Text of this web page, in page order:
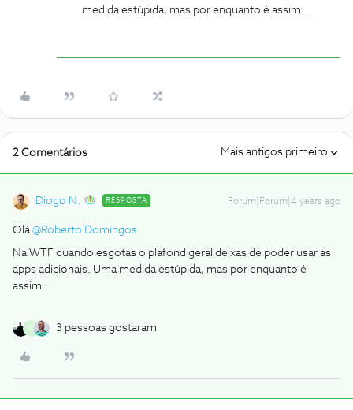
medida estúpida, mas por enquanto é assim...
2 Comentários Mais antigos primeiro
Diogo N. RESPOSTA Forum|Forum|4 years ago
Olá@Roberto Domingos
Na WTF quando esgotas o plafond geral deixas de poder usar as
apps adicionais. Uma medida estúpida, mas por enquanto é
assim...
M 3 pessoas gostaram